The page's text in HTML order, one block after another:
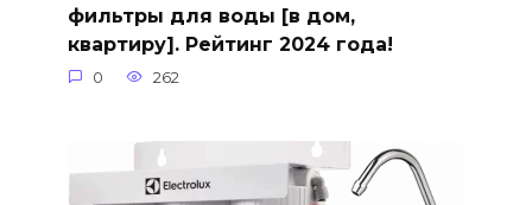
фильтры для воды [в дом,
квартиру]. Рейтинг 2024 года!
0 262